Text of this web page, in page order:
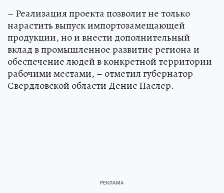
– Реализация проекта позволит не только
нарастить выпуск импортозамещающей
продукции, но и внести дополнительный
вклад в промышленное развитие региона и
обеспечение людей в конкретной территории
рабочими местами, – отметил губернатор
Свердловской области Денис Паслер.